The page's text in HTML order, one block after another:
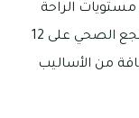
الراحة
والاستجمام للخدمة الرفيعة، ويحتوي المنتجع الصحي على 12
من الأساليب